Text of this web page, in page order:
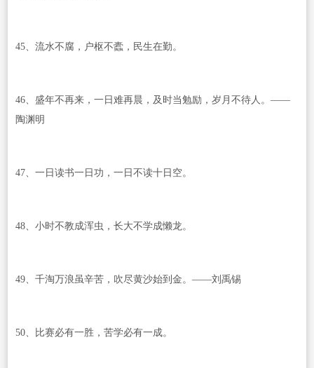
45、流水不腐，户枢不蠹，民生在勤。
46、盛年不再来，一日难再晨，及时当勉励，岁月不待人。——
陶渊明
47、一日读书一日功，一日不读十日空。
48、小时不教成浑虫，长大不学成懒龙。
49、千淘万浪虽辛苦，吹尽黄沙始到金。——刘禹锡
50、比赛必有一胜，苦学必有一成。